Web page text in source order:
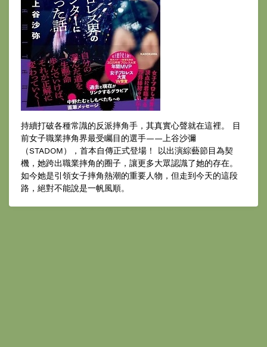
持續打破各種常識的反派摔角手，其真實心聲就在這裡。 目
前女子職業摔角界最受矚目的選手——上谷沙彌
（STADOM），首本自傳正式登場！ 以出演綜藝節目為契
機，她跨出職業摔角的圈子，讓更多大眾認識了她的存在。
如今她是引領女子摔角熱潮的重要人物，但走到今天的這段
路，絕對不能說是一帆風順。